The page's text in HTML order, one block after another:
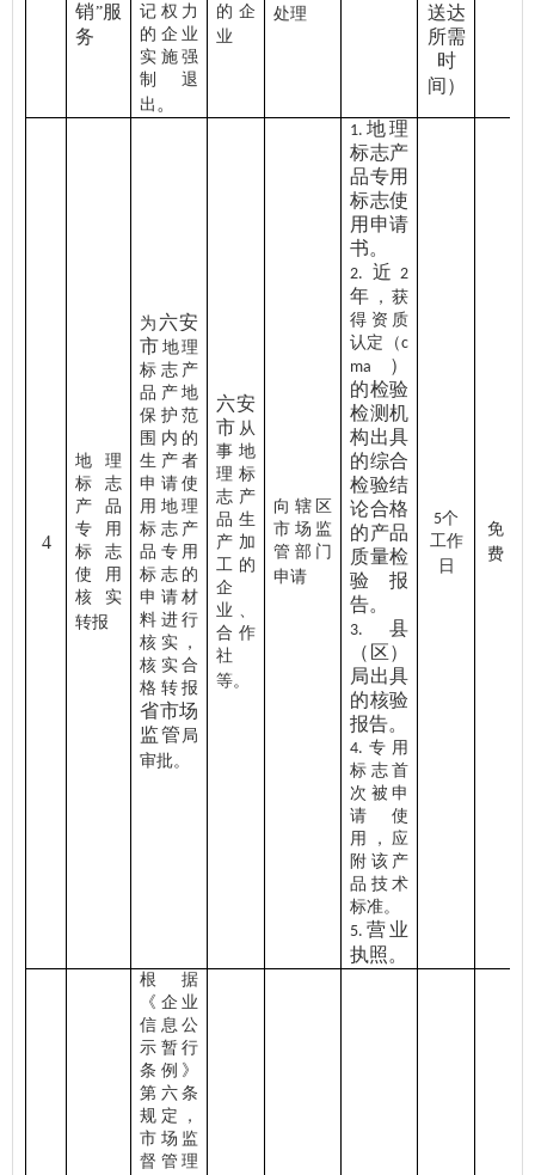
销”服
务
记权力
的企业
实施强
制退
出 。
的企
业
处理
送达
所需
时
间）
4
地理
标志
产品
专用
标志
使用
核实
转报
为 六安
市 地理
标志产
品产地
保护范
围内的
生产者
申请使
用地理
标志产
品专用
标志的
申请材
料进行
核实，
核实合
格转报
省市场
监管 局
审批。
六安
市 从
事地
理标
志产
品生
产加
工的
企
业、
合作
社
等。
向辖区
市场监
管部门
申请
1. 地理
标志产
品专用
标志使
用申请
书。
2. 近 2
年 ，获
得资质
认定（c
ma
）
的检验
检测机
构出具
的综合
检验结
论合格
的产品
质量检
验报
告。
3.
县
（区）
局出具
的核验
报告。
4. 专用
标志首
次被申
请使
用，应
附该产
品技术
标准。
5. 营业
执照。
5个
工作
日
免
费
根据
《企业
信息公
示暂行
条例》
第六条
规定，
市场监
督管理